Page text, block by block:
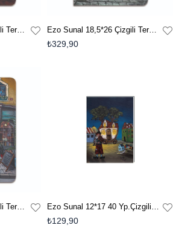
Ezo Sunal 18,5*26 Çizgili Terzi Dikişli Kuşe Kapak Defter - No:03 Ezo Sunal 18,5*26 Çizgili Terzi Dikişli Kuşe Kapak Defter - No:02
₺329,90
Ezo Sunal 18,5*26 Çizgili Terzi Dikişli Kuşe Kapak Defter - No:01 Ezo Sunal 12*17 40 Yp.Çizgili Terzi Dikişli Kuşe Kapak Not Defteri - No:4
₺129,90